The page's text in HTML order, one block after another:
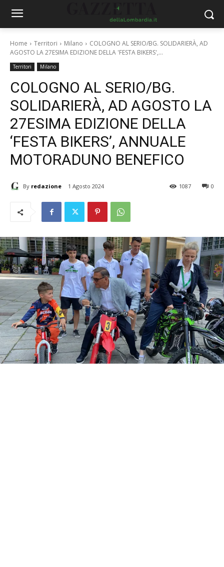
Home Territori Milano
COLOGNO AL SERIO/BG. SOLIDARIERÀ, AD
AGOSTO LA 27ESIMA EDIZIONE DELLA 'FESTA BIKERS',...
Territori Milano
COLOGNO AL SERIO/BG.
SOLIDARIERÀ, AD AGOSTO LA
27ESIMA EDIZIONE DELLA
‘FESTA BIKERS’, ANNUALE
MOTORADUNO BENEFICO
By redazione 1 Agosto 2024 0
1087